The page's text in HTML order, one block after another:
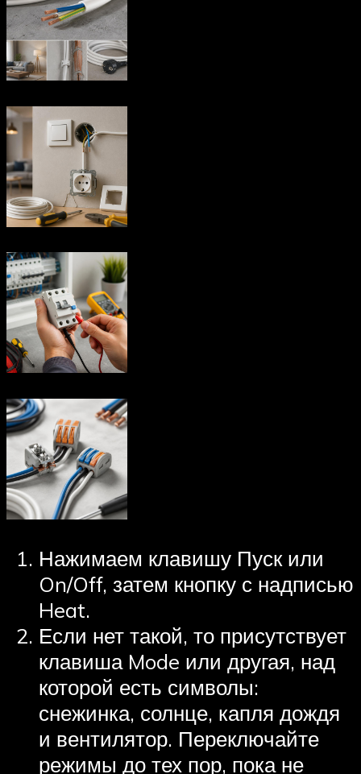
Нажимаем клавишу Пуск или
On/Off, затем кнопку с надписью
Heat.
Если нет такой, то присутствует
клавиша Mode или другая, над
которой есть символы:
снежинка, солнце, капля дождя
и вентилятор. Переключайте
режимы до тех пор, пока не